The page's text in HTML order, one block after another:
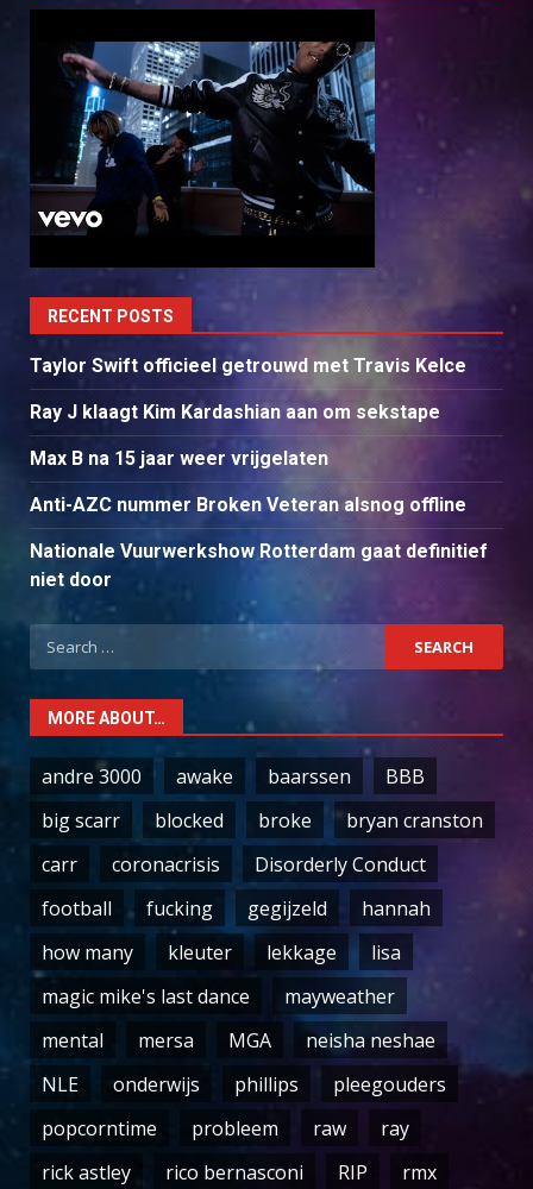
RECENT POSTS
Taylor Swift officieel getrouwd met Travis Kelce
Ray J klaagt Kim Kardashian aan om sekstape
Max B na 15 jaar weer vrijgelaten
Anti-AZC nummer Broken Veteran alsnog offline
Nationale Vuurwerkshow Rotterdam gaat definitief
niet door
Search
for:
MORE ABOUT…
andre 3000 awake baarssen
BBB
big scarr
blocked broke
bryan cranston
carr
coronacrisis
Disorderly Conduct
football
fucking gegijzeld
hannah
how many
kleuter lekkage
lisa
magic mike's last dance
mayweather
mental
mersa MGA
neisha neshae
NLE
onderwijs phillips
pleegouders
popcorntime
probleem raw
ray
rick astley
rico bernasconi RIP rmx